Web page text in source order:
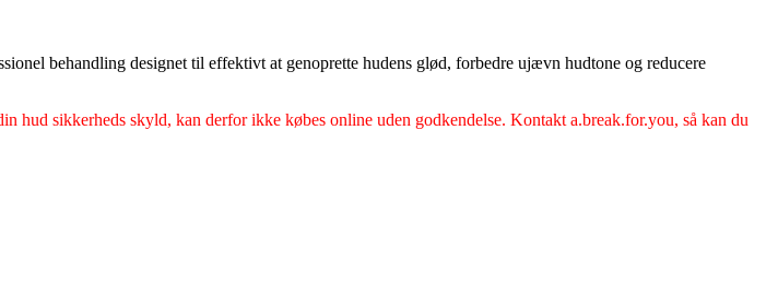
behandling designet til effektivt at genoprette hudens glød, forbedre ujævn hudtone og reducere
sikkerheds skyld, kan derfor ikke købes online uden godkendelse. Kontakt a.break.for.you, så kan du